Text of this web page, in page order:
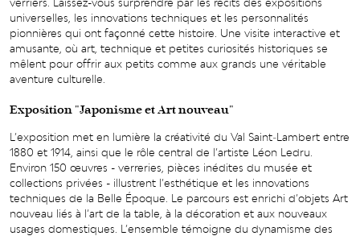
universelles, les innovations techniques et les personnalités
pionnières qui ont façonné cette histoire. Une visite interactive et
amusante, où art, technique et petites curiosités historiques se
mêlent pour offrir aux petits comme aux grands une véritable
aventure culturelle.
Exposition "Japonisme et Art nouveau"
L’exposition met en lumière la créativité du Val Saint‑Lambert entre
1880 et 1914, ainsi que le rôle central de l’artiste Léon Ledru.
Environ 150 œuvres - verreries, pièces inédites du musée et
collections privées - illustrent l’esthétique et les innovations
techniques de la Belle Époque. Le parcours est enrichi d’objets Art
nouveau liés à l’art de la table, à la décoration et aux nouveaux
usages domestiques. L’ensemble témoigne du dynamisme des